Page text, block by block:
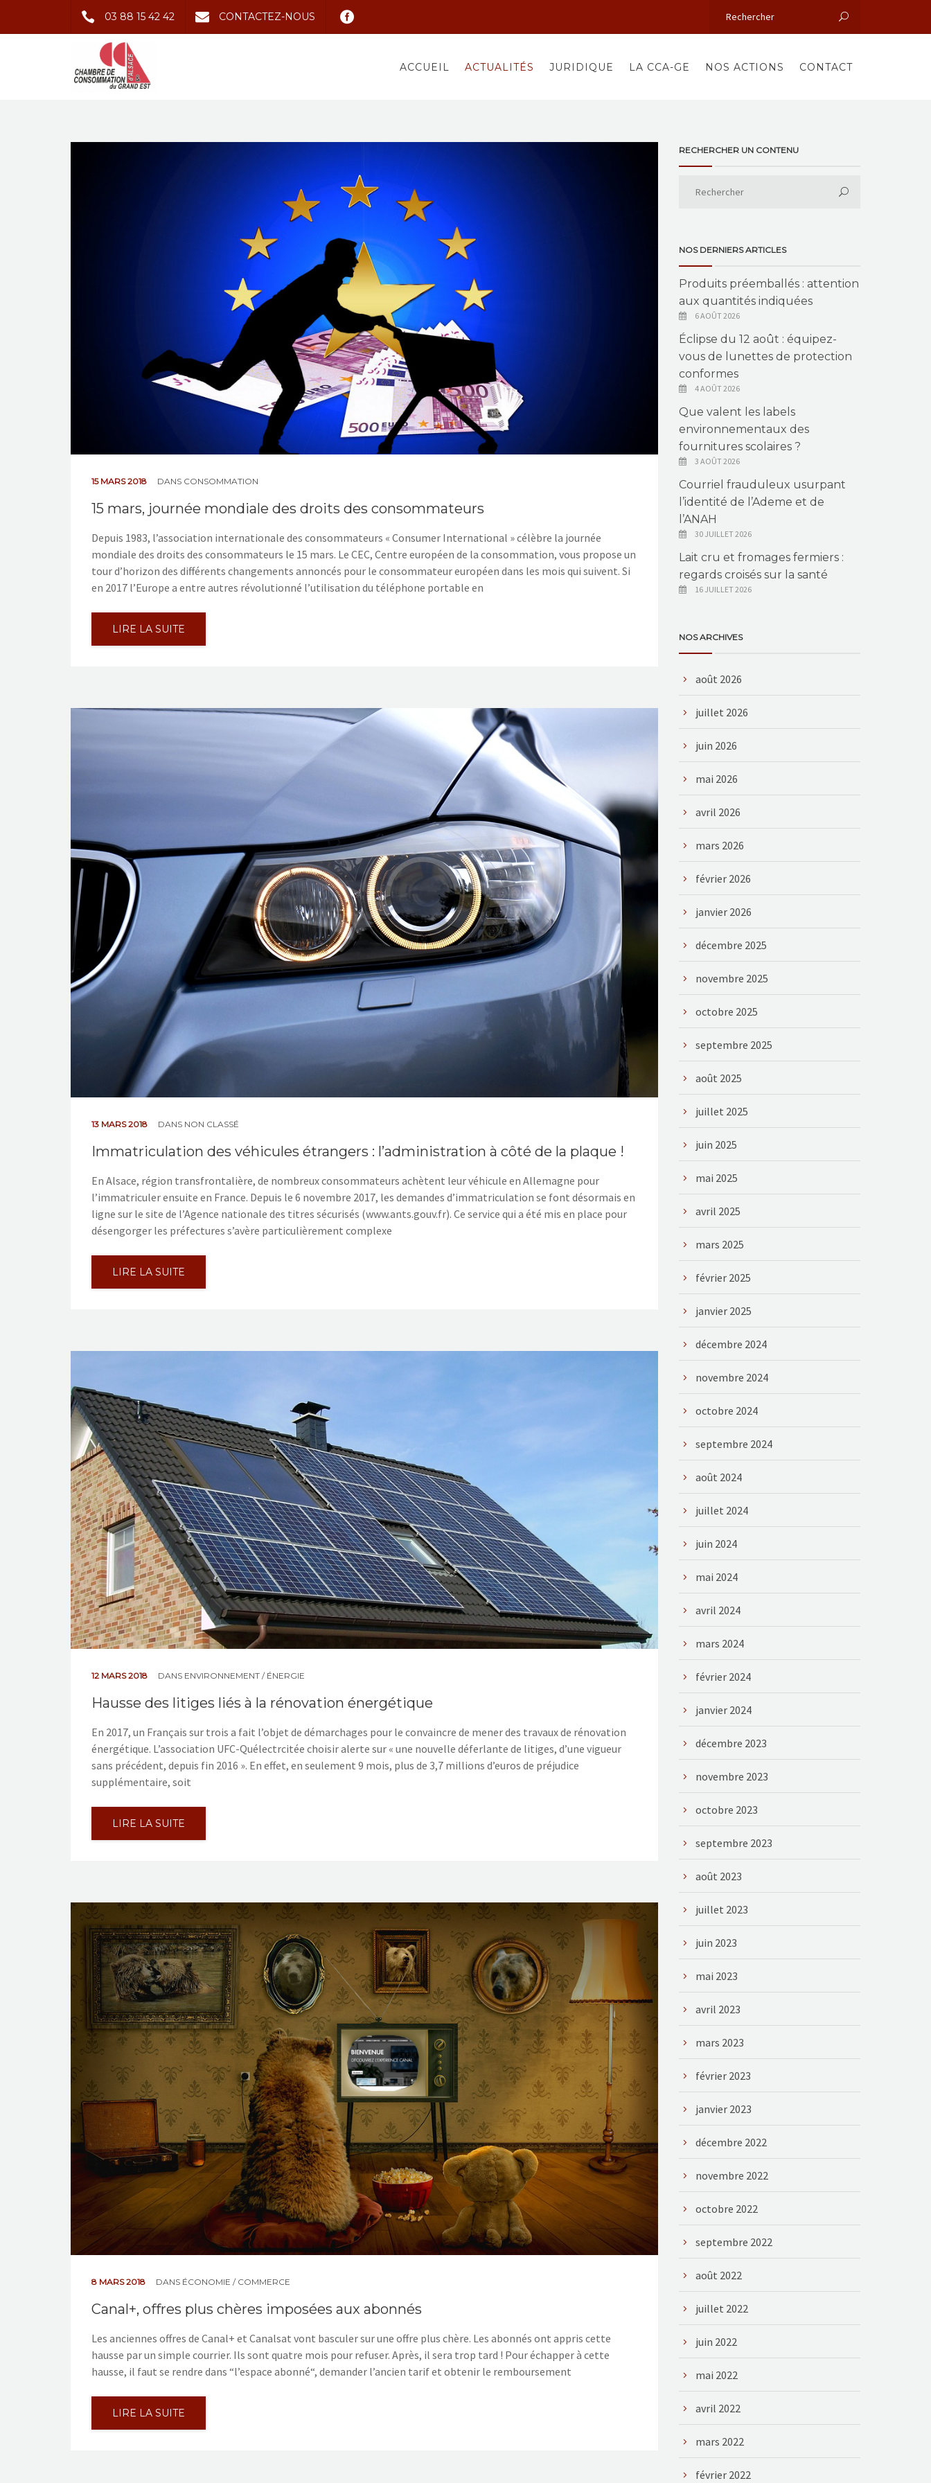
03 88 15 42 42 CONTACTEZ-NOUS
ACCUEIL ACTUALITÉS JURIDIQUE LA CCA-GE NOS ACTIONS CONTACT
15 MARS 2018 DANS CONSOMMATION
15 mars, journée mondiale des droits des consommateurs
Depuis 1983, l’association internationale des consommateurs « Consumer International » célèbre la journée
mondiale des droits des consommateurs le 15 mars. Le CEC, Centre européen de la consommation, vous propose un
tour d’horizon des différents changements annoncés pour le consommateur européen dans les mois qui suivent. Si
en 2017 l’Europe a entre autres révolutionné l’utilisation du téléphone portable en
LIRE LA SUITE
13 MARS 2018 DANS NON CLASSÉ
Immatriculation des véhicules étrangers : l’administration à côté de la plaque !
En Alsace, région transfrontalière, de nombreux consommateurs achètent leur véhicule en Allemagne pour
l’immatriculer ensuite en France. Depuis le 6 novembre 2017, les demandes d’immatriculation se font désormais en
ligne sur le site de l’Agence nationale des titres sécurisés (www.ants.gouv.fr). Ce service qui a été mis en place pour
désengorger les préfectures s’avère particulièrement complexe
LIRE LA SUITE
12 MARS 2018 DANS ENVIRONNEMENT / ÉNERGIE
Hausse des litiges liés à la rénovation énergétique
En 2017, un Français sur trois a fait l’objet de démarchages pour le convaincre de mener des travaux de rénovation
énergétique. L’association UFC-Quélectrcitée choisir alerte sur « une nouvelle déferlante de litiges, d’une vigueur
sans précédent, depuis fin 2016 ». En effet, en seulement 9 mois, plus de 3,7 millions d’euros de préjudice
supplémentaire, soit
LIRE LA SUITE
8 MARS 2018 DANS ÉCONOMIE / COMMERCE
Canal+, offres plus chères imposées aux abonnés
Les anciennes offres de Canal+ et Canalsat vont basculer sur une offre plus chère. Les abonnés ont appris cette
hausse par un simple courrier. Ils sont quatre mois pour refuser. Après, il sera trop tard ! Pour échapper à cette
hausse, il faut se rendre dans “l’espace abonné“, demander l’ancien tarif et obtenir le remboursement
LIRE LA SUITE
RECHERCHER UN CONTENU
NOS DERNIERS ARTICLES
Produits préemballés : attention
aux quantités indiquées
6 AOÛT 2026
Éclipse du 12 août : équipez-
vous de lunettes de protection
conformes
4 AOÛT 2026
Que valent les labels
environnementaux des
fournitures scolaires ?
3 AOÛT 2026
Courriel frauduleux usurpant
l’identité de l’Ademe et de
l’ANAH
30 JUILLET 2026
Lait cru et fromages fermiers :
regards croisés sur la santé
16 JUILLET 2026
NOS ARCHIVES
août 2026
juillet 2026
juin 2026
mai 2026
avril 2026
mars 2026
février 2026
janvier 2026
décembre 2025
novembre 2025
octobre 2025
septembre 2025
août 2025
juillet 2025
juin 2025
mai 2025
avril 2025
mars 2025
février 2025
janvier 2025
décembre 2024
novembre 2024
octobre 2024
septembre 2024
août 2024
juillet 2024
juin 2024
mai 2024
avril 2024
mars 2024
février 2024
janvier 2024
décembre 2023
novembre 2023
octobre 2023
septembre 2023
août 2023
juillet 2023
juin 2023
mai 2023
avril 2023
mars 2023
février 2023
janvier 2023
décembre 2022
novembre 2022
octobre 2022
septembre 2022
août 2022
juillet 2022
juin 2022
mai 2022
avril 2022
mars 2022
février 2022